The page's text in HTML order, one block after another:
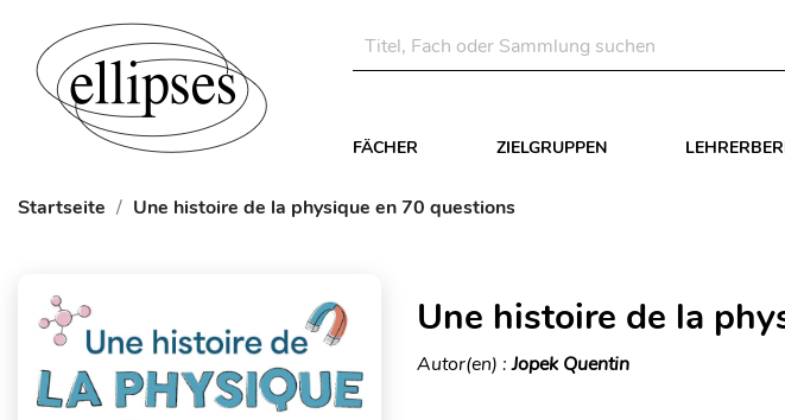
FÄCHER ZIELGRUPPEN
Startseite Une histoire de la physique en 70 questions
Une histoire de la
Autor(en) :Jopek Quentin